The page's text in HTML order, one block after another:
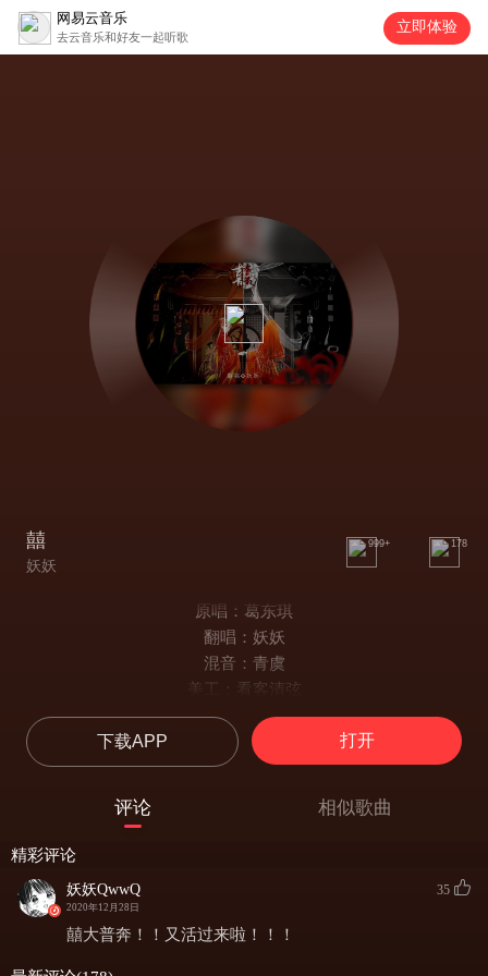
网易云音乐
去云音乐和好友一起听歌
立即体验
囍
妖妖
999+ 178
原唱：葛东琪
翻唱：妖妖
混音：青虞
美工：看客清弦
正月十八
黄道吉日
高粱抬
故作颜开
下载APP 打开
评论 相似歌曲
精彩评论
妖妖QwwQ
2020年12月28日
35
囍大普奔！！又活过来啦！！！